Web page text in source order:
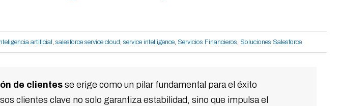
Inteligencia artificial , salesforce service cloud, service intelligence, Servicios Financieros, Soluciones Salesforce
de clientes se erige como un pilar fundamental para el éxito
clientes clave no solo garantiza estabilidad, sino que impulsa el